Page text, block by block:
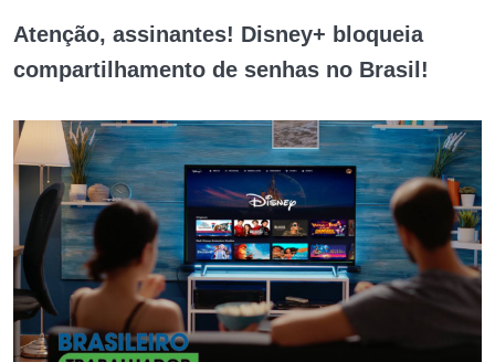
Atenção, assinantes! Disney+ bloqueia
compartilhamento de senhas no Brasil!